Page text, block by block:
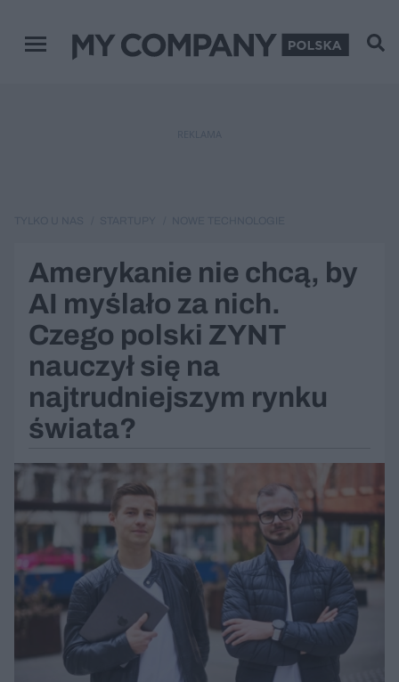
Menu główne
Amerykanie nie chcą, by
AI myślało za nich.
Czego polski ZYNT
nauczył się na
najtrudniejszym rynku
świata?